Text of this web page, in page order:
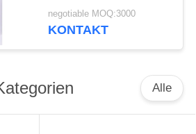
pp. gesponnenes
materielles Eco
negotiable MOQ:3000
KONTAKT
Alle